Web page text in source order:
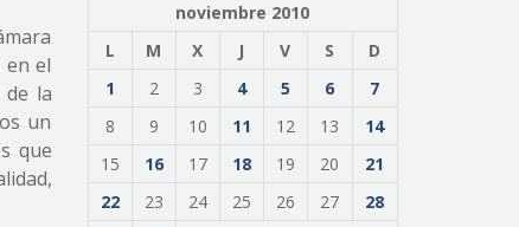
en el
de la
un
que
noviembre 2010
L
M X J V S
D
1
2 3 4 5 6
7
8
9 10 11 12 13
14
15
16 17 18 19 20
21
22
23 24 25 26 27
28